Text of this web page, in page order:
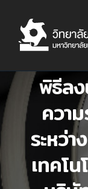
content
พิธีล
ควา
ระหว่
เทคโ